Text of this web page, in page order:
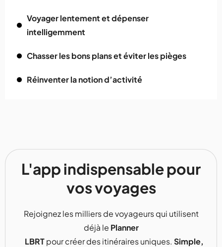
Voyager lentement et dépenser
intelligemment
Chasser les bons plans et éviter les pièges
Réinventer la notion d’activité
L'app indispensable pour
vos voyages
Rejoignez les milliers de voyageurs qui utilisent
déjà le Planner
LBRTpour créer des itinéraires uniques. Simple,